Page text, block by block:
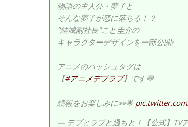
物語の主人公・夢子と
そんな夢子が恋に落ちる！？
"結城副社長"こと圭介の
キャラクターデザインを一部公開❕
アニメのハッシュタグは
【#アニメデブラブ】です💬
続報をお楽しみに👀🌟
— デブとラブと過ちと！【公式】TV